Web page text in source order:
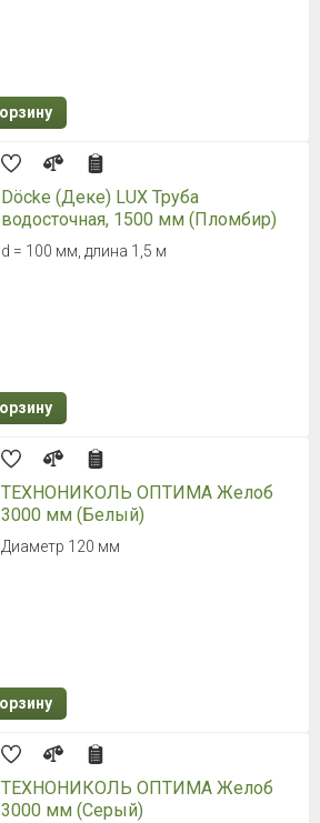
Döcke (Деке) LUX Труба
водосточная, 1500 мм (Пломбир)
d = 100 мм, длина 1,5 м
ТЕХНОНИКОЛЬ ОПТИМА Желоб
3000 мм (Белый)
Диаметр 120 мм
ТЕХНОНИКОЛЬ ОПТИМА Желоб
3000 мм (Серый)